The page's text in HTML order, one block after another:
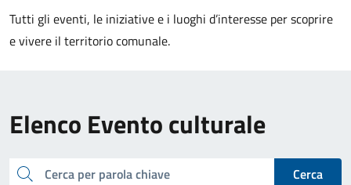
Tutti gli eventi, le iniziative e i luoghi d’interesse per scoprire
e vivere il territorio comunale.
Elenco Evento culturale
cerca
Cerca